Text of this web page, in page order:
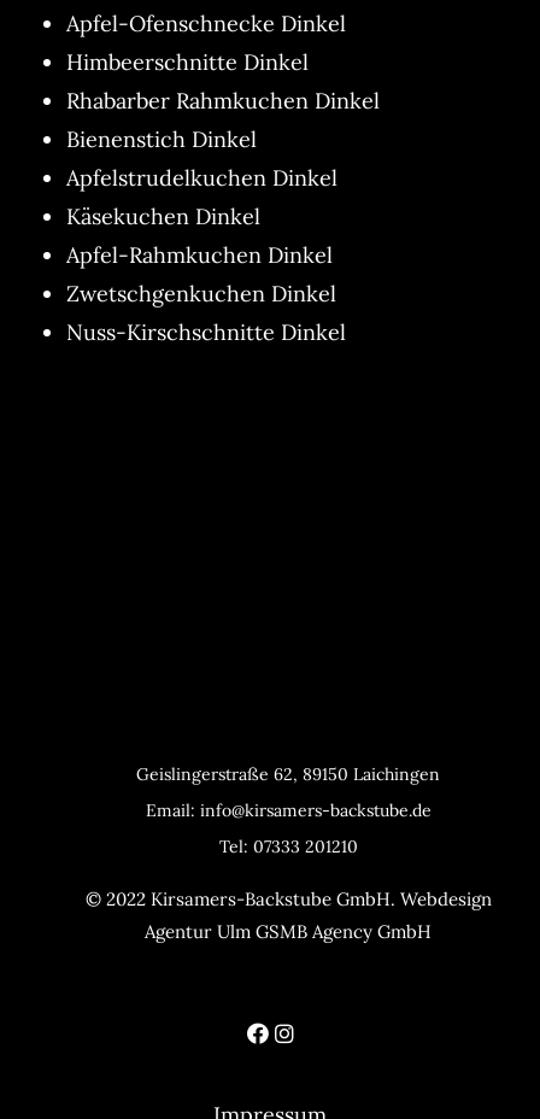
Apfel-Ofenschnecke Dinkel
Himbeerschnitte Dinkel
Rhabarber Rahmkuchen Dinkel
Bienenstich Dinkel
Apfelstrudelkuchen Dinkel
Käsekuchen Dinkel
Apfel-Rahmkuchen Dinkel
Zwetschgenkuchen Dinkel
Nuss-Kirschschnitte Dinkel
Geislingerstraße 62, 89150 Laichingen
Email: info@kirsamers-backstube.de
Tel: 07333 201210
© 2022 Kirsamers-Backstube GmbH. Webdesign
Agentur Ulm GSMB Agency GmbH